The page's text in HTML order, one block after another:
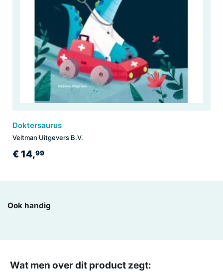
Doktersaurus
Veltman Uitgevers B.V.
€ 14,99
Ook handig
Wat men over dit product zegt: